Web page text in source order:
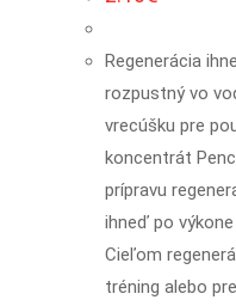
Regenerácia
rozpustný vo
vrecúšku pre
koncentrát
prípravu
ihneď po
Cieľom
tréning alebo